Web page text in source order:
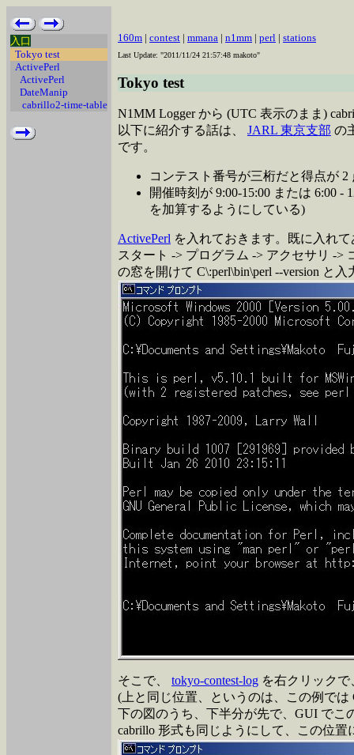
入口
Tokyo test
ActivePerl
ActivePerl
DateManip
cabrillo2-time-table
160m | contest | mmana | n1mm | perl | stations
Last Update: "2011/11/24 21:57:48 makoto"
Tokyo test
N1MM Logger から (UTC 表示のまま)
以下に紹介する話は、 JARL 東京支部 の
です。
コンテスト番号が三桁だと得点が
開催時刻が 9:00-15:00 または 6:00
を加算するようにしている)
ActivePerl を入れておきます。既に入れ
スタート -> プログラム -> アクセサリ ->
の窓を開けて C\:perl\bin\perl --version と
そこで、 tokyo-contest-log を右クリック
(上と同じ位置、というのは、この例では
下の図のうち、下半分が先で、GUI でこ
cabrillo 形式も同じようにして、この位置